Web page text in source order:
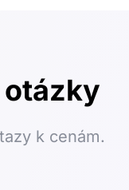
otázky
k cenám.